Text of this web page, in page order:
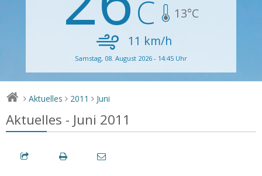
13°C
11 km/h
Samstag, 08. August 2026 - 14:45 Uhr
> Aktuelles > 2011 > Juni
Aktuelles - Juni 2011